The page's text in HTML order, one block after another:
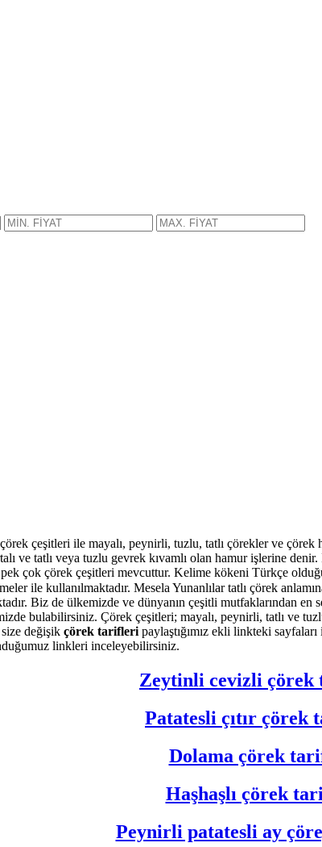
çeşitleri ile mayalı, peynirli, tuzlu, tatlı çörekler ve
ve tatlı veya tuzlu gevrek kıvamlı olan hamur işlerine
çok çörek çeşitleri mevcuttur. Kelime kökeni Türkçe
ile kullanılmaktadır. Mesela Yunanlılar tatlı çörek
Biz de ülkemizde ve dünyanın çeşitli mutfaklarından
bulabilirsiniz. Çörek çeşitleri; mayalı, peynirli, tatlı ve
değişik çörek tarifleri paylaştığımız ekli linkteki
linkleri inceleyebilirsiniz.
Zeytinli cevizli çörek
Patatesli çıtır çörek
Dolama çörek
Haşhaşlı çörek
Peynirli patatesli ay